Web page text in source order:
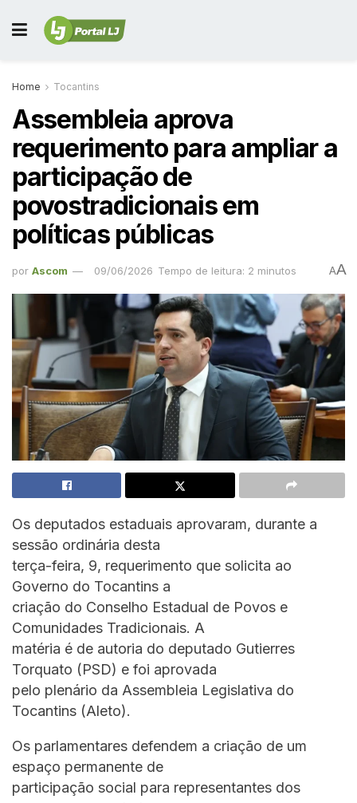
Home Tocantins
Assembleia aprova
requerimento para ampliar a
participação de
povostradicionais em
políticas públicas
por Ascom 09/06/2026 Tempo de leitura: 2 minutos AA
Os deputados estaduais aprovaram, durante a
sessão ordinária desta
terça-feira, 9, requerimento que solicita ao
Governo do Tocantins a
criação do Conselho Estadual de Povos e
Comunidades Tradicionais. A
matéria é de autoria do deputado Gutierres
Torquato (PSD) e foi aprovada
pelo plenário da Assembleia Legislativa do
Tocantins (Aleto).
Os parlamentares defendem a criação de um
espaço permanente de
participação social para representantes dos